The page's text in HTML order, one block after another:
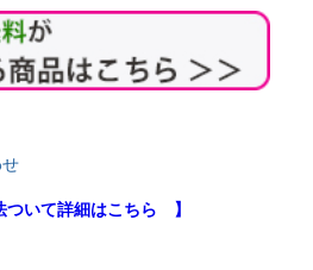
ついて詳細はこちら 】